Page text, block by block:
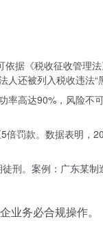
据《税收征收管理
还被列入税收违法“
高达90%，风险不
罚款。数据表明，
刑。案例：广东某
务必合规操作。